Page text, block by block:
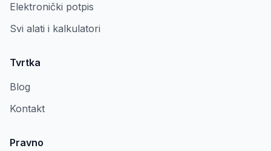
Elektronički potpis
Svi alati i kalkulatori
Tvrtka
Blog
Kontakt
Pravno